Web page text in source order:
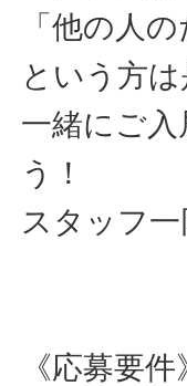
「他の人
という方
一緒にご
う！
スタッフ
《応募要件